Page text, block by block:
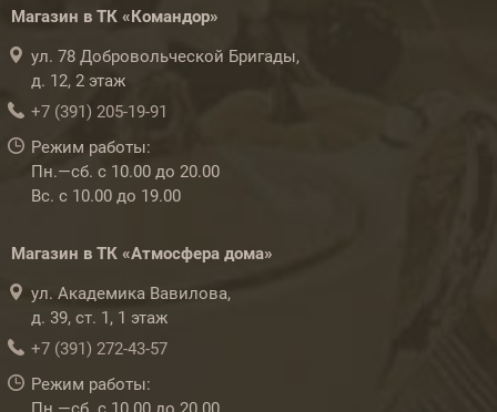
Магазин в ТК «Командор»
ул. 78 Добровольческой Бригады,
д. 12, 2 этаж
+7 (391) 205-19-91
Режим работы:
Пн.—сб. с 10.00 до 20.00
Вс. с 10.00 до 19.00
Магазин в ТК «Атмосфера дома»
ул. Академика Вавилова,
д. 39, ст. 1, 1 этаж
+7 (391) 272-43-57
Режим работы: